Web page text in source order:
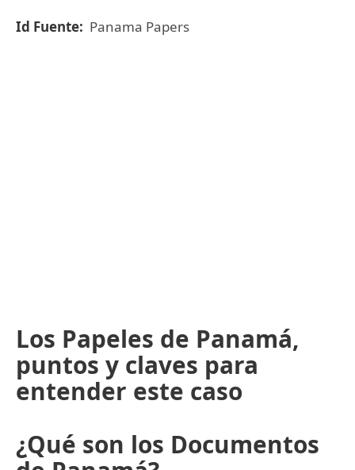
Id Fuente: Panama Papers
Los Papeles de Panamá,
puntos y claves para
entender este caso
¿Qué son los Documentos